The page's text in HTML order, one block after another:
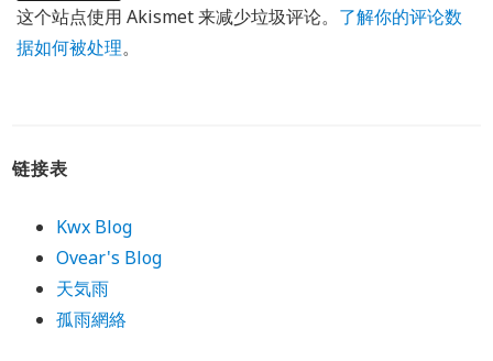
这个站点使用 Akismet 来减少垃圾评论。 了解你的评论数
据如何被处理。
链接表
Kwx Blog
Ovear's Blog
天気雨
孤雨網絡